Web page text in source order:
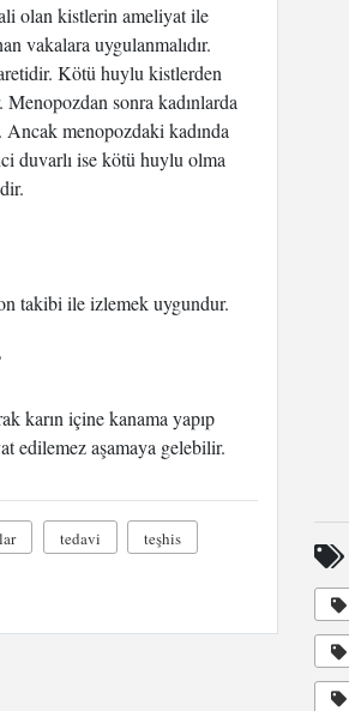
olan kistlerin ameliyat ile
vakalara uygulanmalıdır.
Kötü huylu kistlerden
sonra kadınlarda
menopozdaki kadında
duvarlı ise kötü huylu olma
takibi ile izlemek uygundur.
karın içine kanama yapıp
edilemez aşamaya gelebilir.
tedavi teşhis